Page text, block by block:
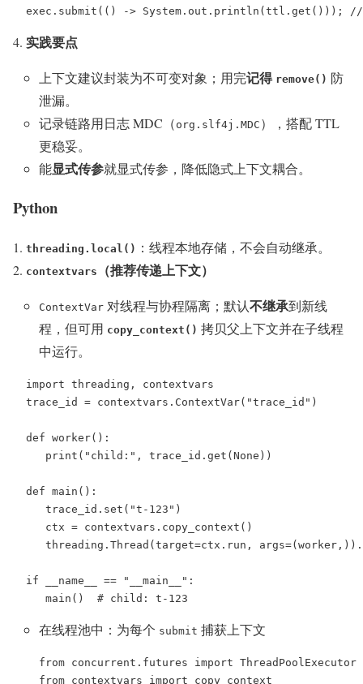
exec.submit(() -> System.out.println(ttl.get())); //
实践要点
上下文建议封装为不可变对象；用完记得 remove() 防
泄漏。
记录链路用日志 MDC（ org.slf4j.MDC ），搭配 TTL
更稳妥。
能显式传参就显式传参，降低隐式上下文耦合。
Python
threading.local() ：线程本地存储，不会自动继承。
contextvars （推荐传递上下文）
ContextVar 对线程与协程隔离；默认不继承到新线
程，但可用 copy_context() 拷贝父上下文并在子线程
中运行。
import threading, contextvars
trace_id = contextvars.ContextVar("trace_id")
def worker():
   print("child:", trace_id.get(None))
def main():
   trace_id.set("t-123")
   ctx = contextvars.copy_context()
threading.Thread(target=ctx.run,
if __name__ == "__main__":
   main()  # child: t-123
在线程池中：为每个 submit 捕获上下文
from concurrent.futures import ThreadPoolExecutor
from contextvars import copy_context